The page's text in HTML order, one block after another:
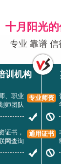
十月阳光
专业 靠谱 信
训机构
、职业
师团队
专业师资
证书，
网查询
通用证书